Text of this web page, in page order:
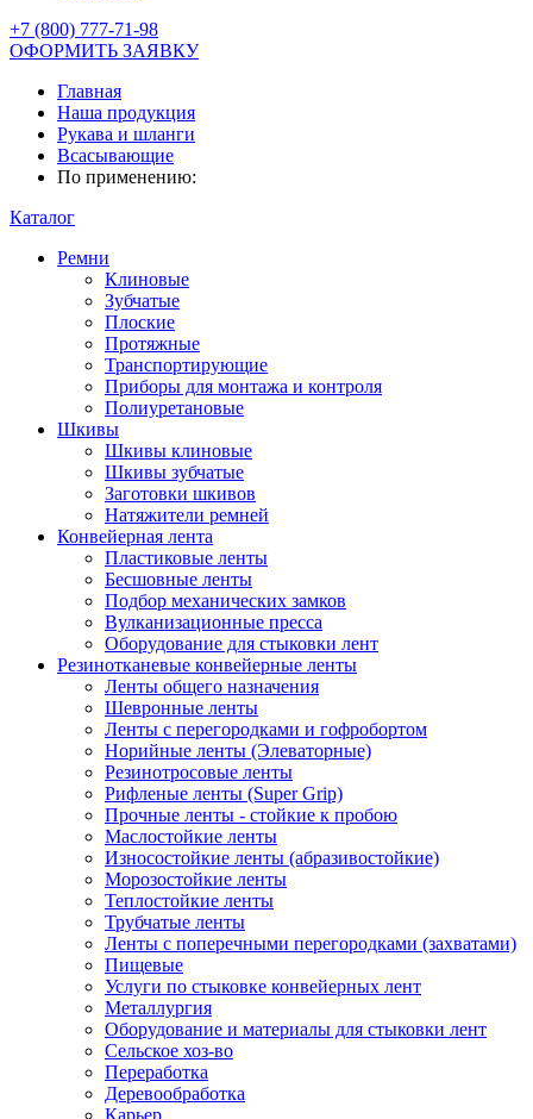
+7 (800) 777-71-98
ОФОРМИТЬ ЗАЯВКУ
Главная
Наша продукция
Рукава и шланги
Всасывающие
По применению:
Каталог
Ремни
Клиновые
Зубчатые
Плоские
Протяжные
Транспортирующие
Приборы для монтажа и контроля
Полиуретановые
Шкивы
Шкивы клиновые
Шкивы зубчатые
Заготовки шкивов
Натяжители ремней
Конвейерная лента
Пластиковые ленты
Бесшовные ленты
Подбор механических замков
Вулканизационные пресса
Оборудование для стыковки лент
Резинотканевые конвейерные ленты
Ленты общего назначения
Шевронные ленты
Ленты с перегородками и гофробортом
Норийные ленты (Элеваторные)
Резинотросовые ленты
Рифленые ленты (Super Grip)
Прочные ленты - стойкие к пробою
Маслостойкие ленты
Износостойкие ленты (абразивостойкие)
Морозостойкие ленты
Теплостойкие ленты
Трубчатые ленты
Ленты с поперечными перегородками (захватами)
Пищевые
Услуги по стыковке конвейерных лент
Металлургия
Оборудование и материалы для стыковки лент
Сельское хоз-во
Переработка
Деревообработка
Карьер